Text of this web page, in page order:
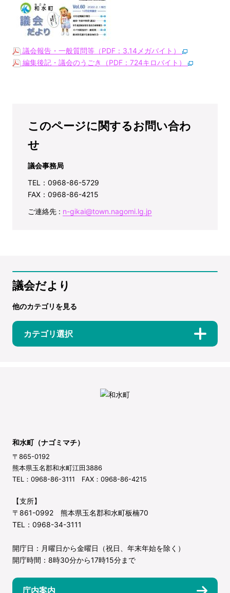
議会報告・一般質問等（PDF：3.14メガバイト）
編集後記・議会のうごき（PDF：724キロバイト）
このページに関するお問い合わ
せ
議会事務局
TEL：0968-86-5729
FAX：0968-86-4215
ご連絡先 : n-gikai@town.nagomi.lg.jp
議会だより
他のカテゴリを見る
カテゴリ選択
和水町（ナゴミマチ）
〒865-0192
熊本県玉名郡和水町江田3886
TEL：0968-86-3111 FAX：0968-86-4215
【支所】
〒861-0992 熊本県玉名郡和水町板楠70
TEL：0968-34-3111
開庁日：月曜日から金曜日（祝日、年末年始を除く）
開庁時間：8時30分から17時15分まで
庁内案内